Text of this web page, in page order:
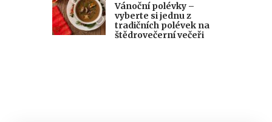
Vánoční polévky –
vyberte si jednu z
tradičních polévek na
štědrovečerní večeři